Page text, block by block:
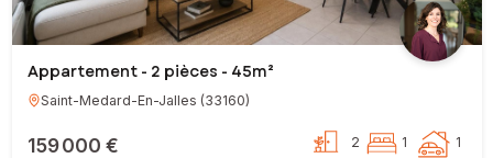
Appartement - 2 pièces - 45m²
Saint-Medard-En-Jalles (33160)
159 000 € 2 1 1